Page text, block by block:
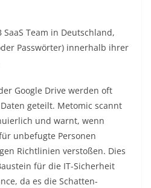
Team in Deutschland,
Passwörter) innerhalb ihrer
Google Drive werden oft
geteilt. Metomic scannt
und warnt, wenn
unbefugte Personen
Richtlinien verstoßen. Dies
für die IT-Sicherheit
da es die Schatten-